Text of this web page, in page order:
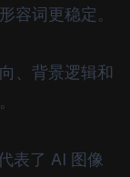
容词更稳定。
、背景逻辑和
表了 AI 图像